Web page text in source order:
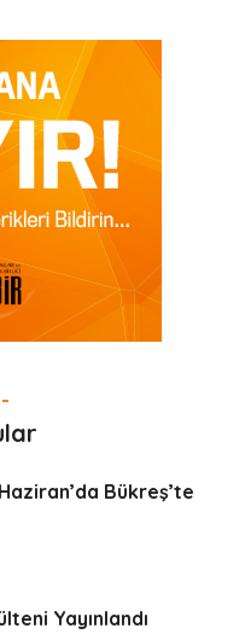
Bükreş’te
Yayınlandı